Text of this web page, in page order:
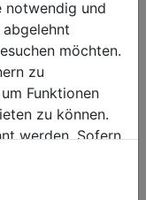
notwendig und
möchten.
zu
Funktionen
zu können.
werden. Sofern